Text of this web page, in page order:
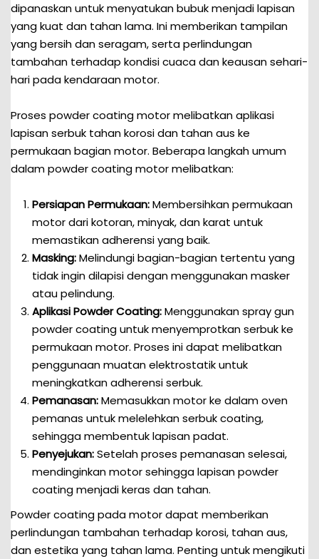
dipanaskan untuk menyatukan bubuk menjadi lapisan
yang kuat dan tahan lama. Ini memberikan tampilan
yang bersih dan seragam, serta perlindungan
tambahan terhadap kondisi cuaca dan keausan sehari-
hari pada kendaraan motor.
Proses powder coating motor melibatkan aplikasi
lapisan serbuk tahan korosi dan tahan aus ke
permukaan bagian motor. Beberapa langkah umum
dalam powder coating motor melibatkan:
Persiapan Permukaan:Membersihkan permukaan
motor dari kotoran, minyak, dan karat untuk
memastikan adherensi yang baik.
Masking:Melindungi bagian-bagian tertentu yang
tidak ingin dilapisi dengan menggunakan masker
atau pelindung.
Aplikasi Powder Coating:Menggunakan spray gun
powder coating untuk menyemprotkan serbuk ke
permukaan motor. Proses ini dapat melibatkan
penggunaan muatan elektrostatik untuk
meningkatkan adherensi serbuk.
Pemanasan:Memasukkan motor ke dalam oven
pemanas untuk melelehkan serbuk coating,
sehingga membentuk lapisan padat.
Penyejukan:Setelah proses pemanasan selesai,
mendinginkan motor sehingga lapisan powder
coating menjadi keras dan tahan.
Powder coating pada motor dapat memberikan
perlindungan tambahan terhadap korosi, tahan aus,
dan estetika yang tahan lama. Penting untuk mengikuti